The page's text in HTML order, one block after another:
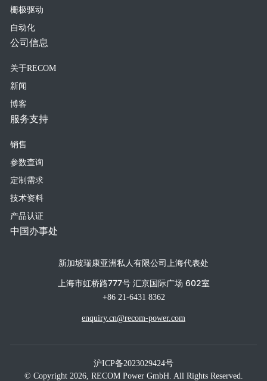
栅极驱动
自动化
公司信息
关于RECOM
新闻
博客
服务支持
销售
参数查询
定制需求
技术资料
产品认证
中国办事处
新加坡瑞康亚洲私人有限公司上海代表处
上海市虹桥路777号 汇京国际广场 602室
+86 21-6431 8362
enquiry.cn@recom-power.com
沪ICP备2023029424号
© Copyright 2026, RECOM Power GmbH. All Rights Reserved.